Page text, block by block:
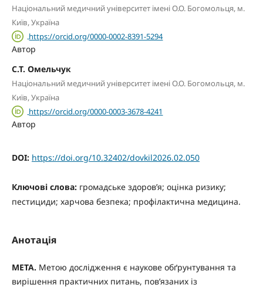
Національний медичний університет імені О.О. Богомольця, м.
Київ, Україна
https://orcid.org/0000-0002-8391-5294
Автор
С.Т. Омельчук
Національний медичний університет імені О.О. Богомольця, м.
Київ, Україна
https://orcid.org/0000-0003-3678-4241
Автор
DOI: https://doi.org/10.32402/dovkil2026.02.050
Ключові слова: громадське здоров’я; оцінка ризику;
пестициди; харчова безпека; профілактична медицина.
Анотація
МЕТА. Метою дослідження є наукове обґрунтування та
вирішення практичних питань, пов’язаних із